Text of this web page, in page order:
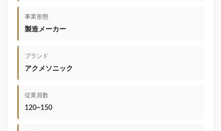
事業形態
製造メーカー
ブランド
アクメソニック
従業員数
120~150